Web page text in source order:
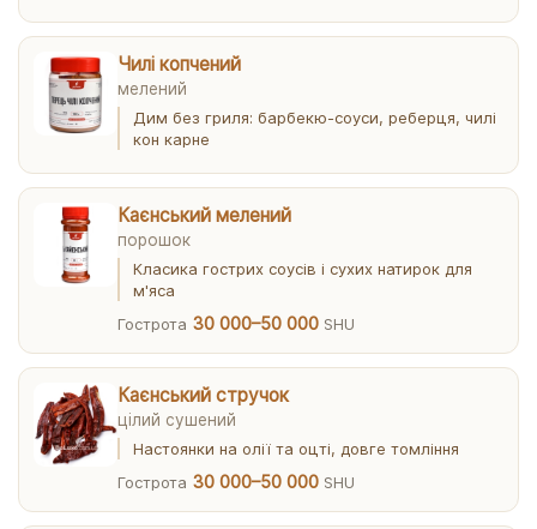
Чилі копчений
мелений
Дим без гриля: барбекю-соуси, реберця, чилі
кон карне
Каєнський мелений
порошок
Класика гострих соусів і сухих натирок для
м'яса
Гострота 30 000–50 000 SHU
Каєнський стручок
цілий сушений
Настоянки на олії та оцті, довге томління
Гострота 30 000–50 000 SHU